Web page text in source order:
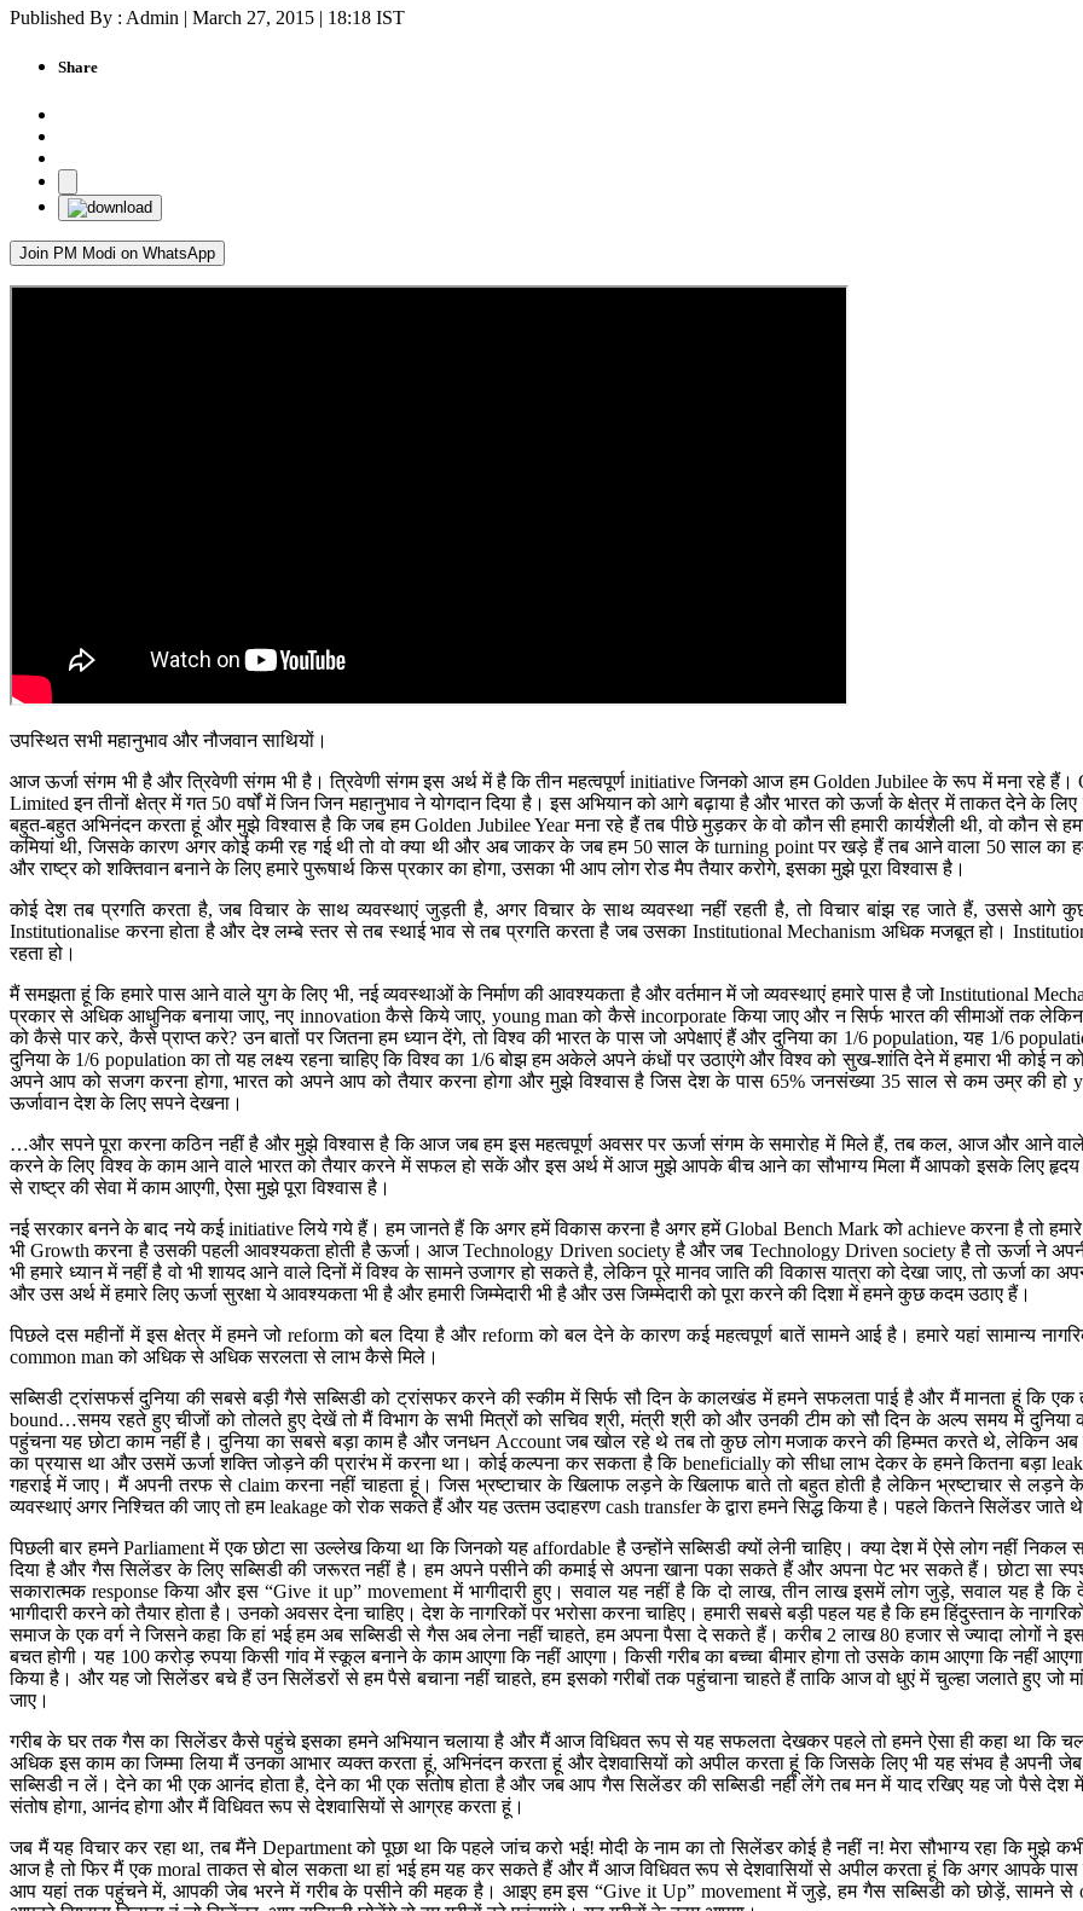
Published By : Admin | March 27, 2015 | 18:18 IST
Share
Join PM Modi on WhatsApp
उपस्थित सभी महानुभाव और नौजवान साथियों।
आज ऊर्जा संगम भी है और त्रिवेणी संगम भी है। त्रिवेणी संगम इस अर्थ में है कि तीन महत्‍वपूर्ण initiative जिनको आज हम Golden Jubilee के रूप में मना रहे
Limited इन तीनों क्षेत्र में गत 50 वर्षों में जिन जिन महानुभाव ने योगदान दिया है। इस अभियान को आगे बढ़ाया है और भारत को ऊर्जा के क्षेत्र में ताकत देने के
बहुत-बहुत अभिनंदन करता हूं और मुझे विश्‍वास है कि जब हम Golden Jubilee Year मना रहे हैं तब पीछे मुड़कर के वो कौन सी हमारी कार्यशैली थी, वो कौन से
कमियां थी, जिसके कारण अगर कोई कमी रह गई थी तो वो क्‍या थी और अब जाकर के जब हम 50 साल के turning point पर खड़े हैं तब आने वाला 50 साल का हमारा
और राष्‍ट्र को शक्तिवान बनाने के लिए हमारे पुरूषार्थ किस प्रकार का होगा, उसका भी आप लोग रोड मैप तैयार करोगे, इसका मुझे पूरा विश्‍वास है।
कोई देश तब प्रगति करता है, जब विचार के साथ व्‍यवस्‍थाएं जुड़ती है, अगर विचार के साथ व्‍यवस्‍था नहीं रहती है, तो विचार बांझ रह जाते हैं, उससे आगे
Institutionalise करना होता है और देश्‍ लम्‍बे स्‍तर से तब स्‍थाई भाव से तब प्रगति करता है जब उसका Institutional Mechanism अधिक मजबूत हो।
रहता हो।
मैं समझता हूं कि हमारे पास आने वाले युग के लिए भी, नई व्‍यवस्‍थाओं के निर्माण की आवश्‍यकता है और वर्तमान में जो व्‍यवस्‍थाएं हमारे पास है जो Institutional
प्रकार से अधिक आधुनिक बनाया जाए, नए innovation कैसे किये जाए, young man को कैसे incorporate किया जाए और न सिर्फ भारत की सीमाओं तक
को कैसे पार करे, कैसे प्राप्‍त करे? उन बातों पर जितना हम ध्‍यान देंगे, तो विश्‍व की भारत के पास जो अपेक्षाएं हैं और दुनिया का 1/6 population, यह 1/6
दुनिया के 1/6 population का तो यह लक्ष्‍य रहना चाहिए कि विश्‍व का 1/6 बोझ हम अकेले अपने कंधों पर उठाएंगे और विश्‍व को सुख-शांति देने में हमारा भी कोई
अपने आप को सजग करना होगा, भारत को अपने आप को तैयार करना होगा और मुझे विश्‍वास है जिस देश के पास 65% जनसंख्‍या 35 साल से कम उम्र की हो
ऊर्जावान देश के लिए सपने देखना।
…और सपने पूरा करना कठिन नहीं है और मुझे विश्‍वास है कि आज जब हम इस महत्‍वपूर्ण अवसर पर ऊर्जा संगम के समारोह में मिले हैं, तब कल, आज और आने वाले
करने के लिए विश्‍व के काम आने वाले भारत को तैयार करने में सफल हो सकें और इस अर्थ में आज मुझे आपके बीच आने का सौभाग्‍य मिला मैं आपको इसके लिए हृदय
से राष्‍ट्र की सेवा में काम आएगी, ऐसा मुझे पूरा विश्‍वास है।
नई सरकार बनने के बाद नये कई initiative लिये गये हैं। हम जानते हैं कि अगर हमें विकास करना है अगर हमें Global Bench Mark को achieve करना है तो हमारे
भी Growth करना है उसकी पहली आवश्‍यकता होती है ऊर्जा। आज Technology Driven society है और जब Technology Driven society है तो ऊर्जा ने
भी हमारे ध्‍यान में नहीं है वो भी शायद आने वाले दिनों में विश्‍व के सामने उजागर हो सकते है, लेकिन पूरे मानव जाति की विकास यात्रा को देखा जाए, तो ऊर्जा
और उस अर्थ में हमारे लिए ऊर्जा सुरक्षा ये आवश्‍यकता भी है और हमारी जिम्‍मेदारी भी है और उस जिम्‍मेदारी को पूरा करने की दिशा में हमने कुछ कदम उठाए हैं।
पिछले दस महीनों में इस क्षेत्र में हमने जो reform को बल दिया है और reform को बल देने के कारण कई महत्‍वपूर्ण बातें सामने आई है। हमारे यहां सामान्‍य
common man को अधिक से अधिक सरलता से लाभ कैसे मिले।
सब्सिडी ट्रांसफर्स दुनिया की सबसे बड़ी गैसे सब्सिडी को ट्रांसफर करने की स्‍कीम में सिर्फ सौ दिन के कालखंड में हमने सफलता पाई है और मैं मानता हूं कि
bound…समय रहते हुए चीजों को तोलते हुए देखें तो मैं विभाग के सभी मित्रों को सचिव श्री, मंत्री श्री को और उनकी टीम को सौ दिन के अल्‍प समय में
पहुंचना यह छोटा काम नहीं है। दुनिया का सबसे बड़ा काम है और जनधन Account जब खोल रहे थे तब तो कुछ लोग मजाक करने की हिम्‍मत करते थे, लेकिन अब
का प्रयास था और उसमें ऊर्जा शक्ति जोड़ने की प्रारंभ में करना था। कोई कल्‍पना कर सकता है कि beneficially को सीधा लाभ देकर के हमने कितना बड़ा
गहराई में जाए। मैं अपनी तरफ से claim करना नहीं चाहता हूं। जिस भ्रष्‍टाचार के खिलाफ लड़ने के खिलाफ बाते तो बहुत होती है लेकिन भ्रष्‍टाचार से लड़ने
व्‍यवस्‍थाएं अगर निश्चित की जाए तो हम leakage को रोक सकते हैं और यह उत्‍तम उदाहरण cash transfer के द्वारा हमने सिद्ध किया है। पहले कितने सिलेंडर
पिछली बार हमने Parliament में एक छोटा सा उल्‍लेख किया था कि जिनको यह affordable है उन्‍होंने सब्सिडी क्‍यों लेनी चाहिए। क्‍या देश में ऐसे लोग नहीं
दिया है और गैस सिलेंडर के लिए सब्सिडी की जरूरत नहीं है। हम अपने पसीने की कमाई से अपना खाना पका सकते हैं और अपना पेट भर सकते हैं। छोटा सा
सकारात्‍मक response किया और इस “Give it up” movement में भागीदारी हुए। सवाल यह नहीं है कि दो लाख, तीन लाख इसमें लोग जुड़े, सवाल यह है कि
भागीदारी करने को तैयार होता है। उनको अवसर देना चाहिए। देश के नागरिकों पर भरोसा करना चाहिए। हमारी सबसे बड़ी पहल यह है कि हम हिंदुस्‍तान के
समाज के एक वर्ग ने जिसने कहा कि हां भई हम अब सब्सिडी से गैस अब लेना नहीं चाहते, हम अपना पैसा दे सकते हैं। करीब 2 लाख 80 हजार से ज्‍यादा लोगों
बचत होगी। यह 100 करोड़ रुपया किसी गांव में स्‍कूल बनाने के काम आएगा कि नहीं आएगा। किसी गरीब का बच्‍चा बीमार होगा तो उसके काम आएगा कि नहीं
किया है। और यह जो सिलेंडर बचे हैं उन सिलेंडरों से हम पैसे बचाना नहीं चाहते, हम इसको गरीबों तक पहुंचाना चाहते हैं ताकि आज वो धुएं में चुल्‍हा जलाते हुए जो
जाए।
गरीब के घर तक गैस का सिलेंडर कैसे पहुंचे इसका हमने अभियान चलाया है और मैं आज विधिवत रूप से यह सफलता देखकर पहले तो हमने ऐसा ही कहा था कि
अधिक इस काम का जिम्‍मा लिया मैं उनका आभार व्यक्त करता हूं, अभिनंदन करता हूं और देशवासियों को अपील करता हूं कि जिसके लिए भी यह संभव है अपनी
सब्सिडी न लें। देने का भी एक आनंद होता है, देने का भी एक संतोष होता है और जब आप गैस सिलेंडर की सब्सिडी नहीं लेंगे तब मन में याद रखिए यह जो पैसे
संतोष होगा, आनंद होगा और मैं विधिवत रूप से देशवासियों से आग्रह करता हूं।
जब मैं यह विचार कर रहा था, तब मैंने Department को पूछा था कि पहले जांच करो भई! मोदी के नाम का तो सिलेंडर कोई है नहीं न! मेरा सौभाग्‍य रहा कि मुझे
आज है तो फिर मैं एक moral ताकत से बोल सकता था हां भई हम यह कर सकते हैं और मैं आज विधिवत रूप से देशवासियों से अपील करता हूं कि अगर आपके पास
आप यहां तक पहुंचने में, आपकी जेब भरने में गरीब के पसीने की महक है। आइए हम इस “Give it Up” movement में जुड़े, हम गैस सब्सिडी को छोड़ें, सामने से